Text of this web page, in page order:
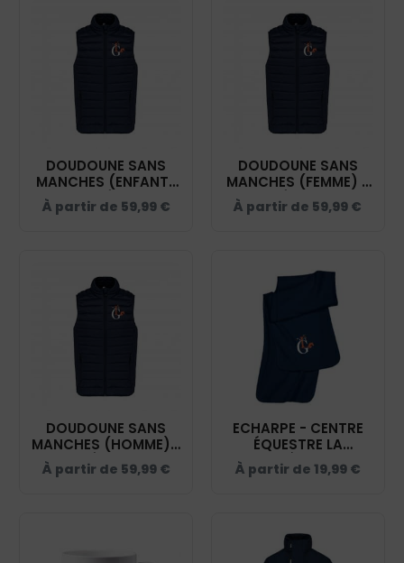
DOUDOUNE SANS
MANCHES (ENFANT)
- CENTRE ÉQUESTRE
LA GRENADIÈRE -
À partir de 59,99 €
DOUDOUNE SANS
MANCHES (FEMME) -
CENTRE ÉQUESTRE LA
GRENADIÈRE - NAVY -
À partir de 59,99 €
DOUDOUNE SANS
MANCHES (HOMME) -
CENTRE ÉQUESTRE LA
GRENADIÈRE - NAVY -
À partir de 59,99 €
ECHARPE - CENTRE
ÉQUESTRE LA
GRENADIÈRE – NAVY
- KP878
À partir de 19,99 €